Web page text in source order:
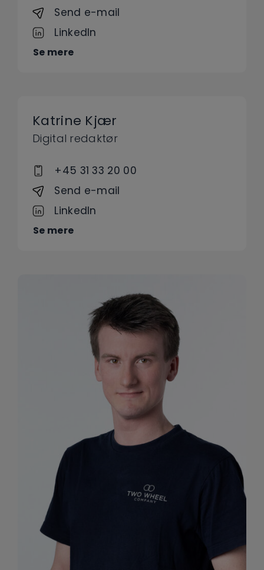
Send e-mail
LinkedIn
Se mere
Katrine Kjær
Digital redaktør
+45 31 33 20 00
Send e-mail
LinkedIn
Se mere